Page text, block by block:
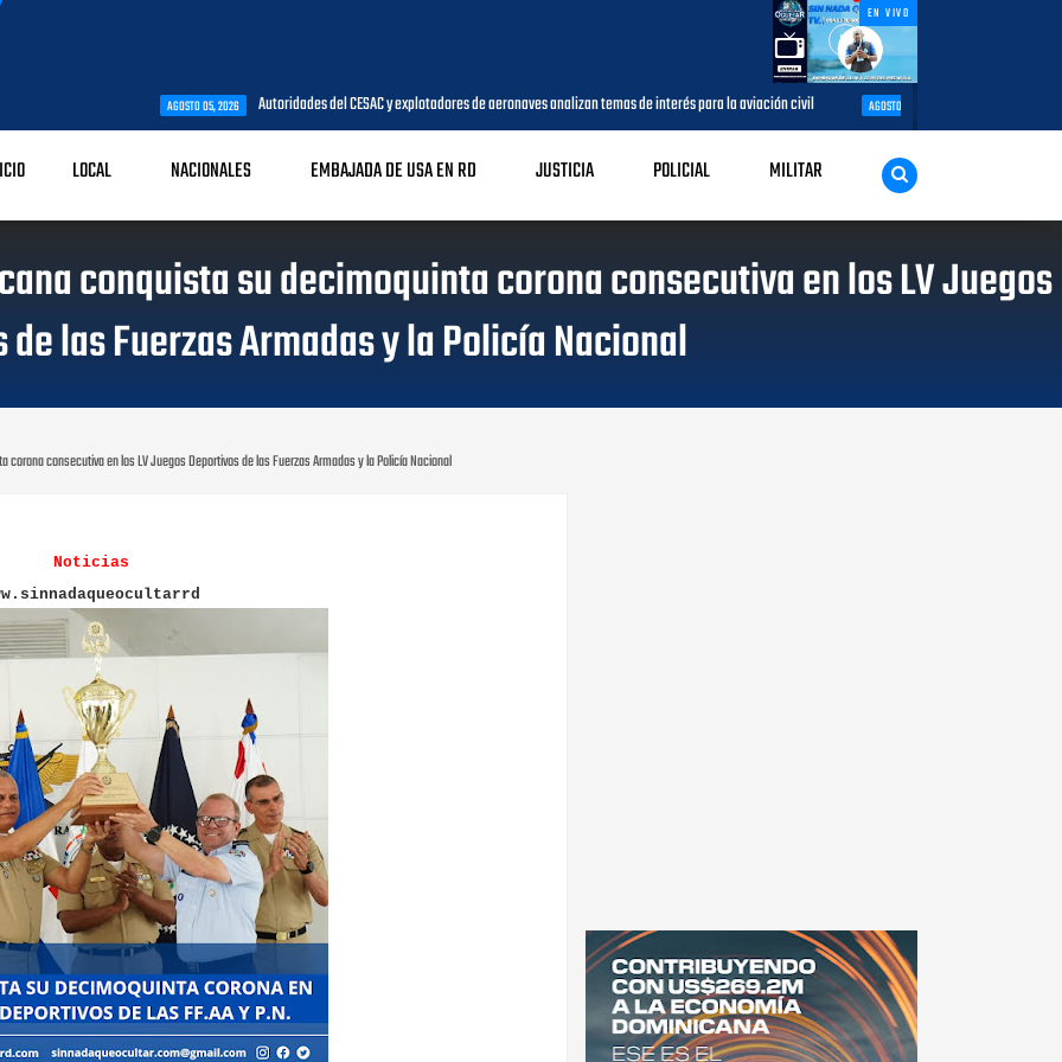
EN VIVO
Autoridades del CESAC y explotadores de aeronaves analizan temas de interés para la aviación civil AGOSTO 05, 2026 Más de 7,7 millones de
LOCAL NACIONALES EMBAJADA DE USA EN RD JUSTICIA POLICIAL MILITAR
conquista su decimoquinta corona consecutiva en los LV Juegos
las Fuerzas Armadas y la Policía Nacional
consecutiva en los LV Juegos Deportivos de las Fuerzas Armadas y la Policía Nacional
Noticias